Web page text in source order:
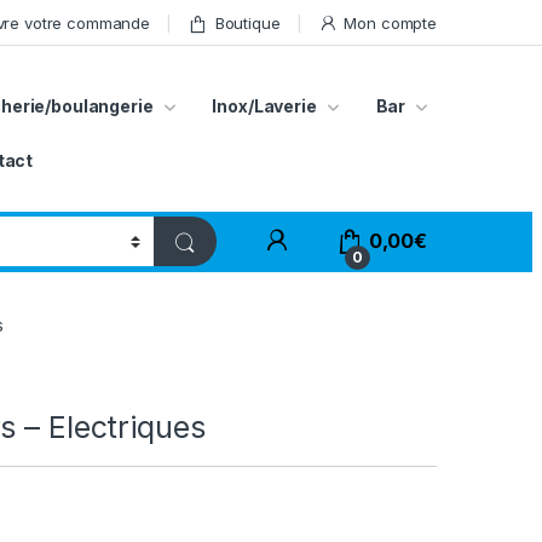
votre commande Boutique Mon compte
boulangerie Inox/Laverie Bar
My Account
0
0,00€
– Electriques